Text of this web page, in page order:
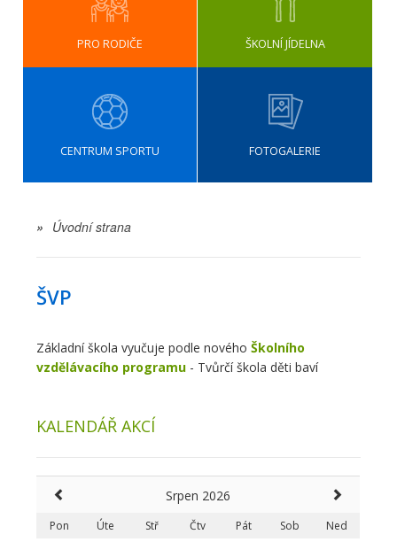
PRO RODIČE ŠKOLNÍ JÍDELNA
CENTRUM SPORTU FOTOGALERIE
» Úvodní strana
ŠVP
Základní škola vyučuje podle novéhoŠkolního
vzdělávacího programu - Tvůrčí škola děti baví
KALENDÁŘ AKCÍ
Srpen 2026
Pon Úte Stř Čtv Pát Sob
Ned